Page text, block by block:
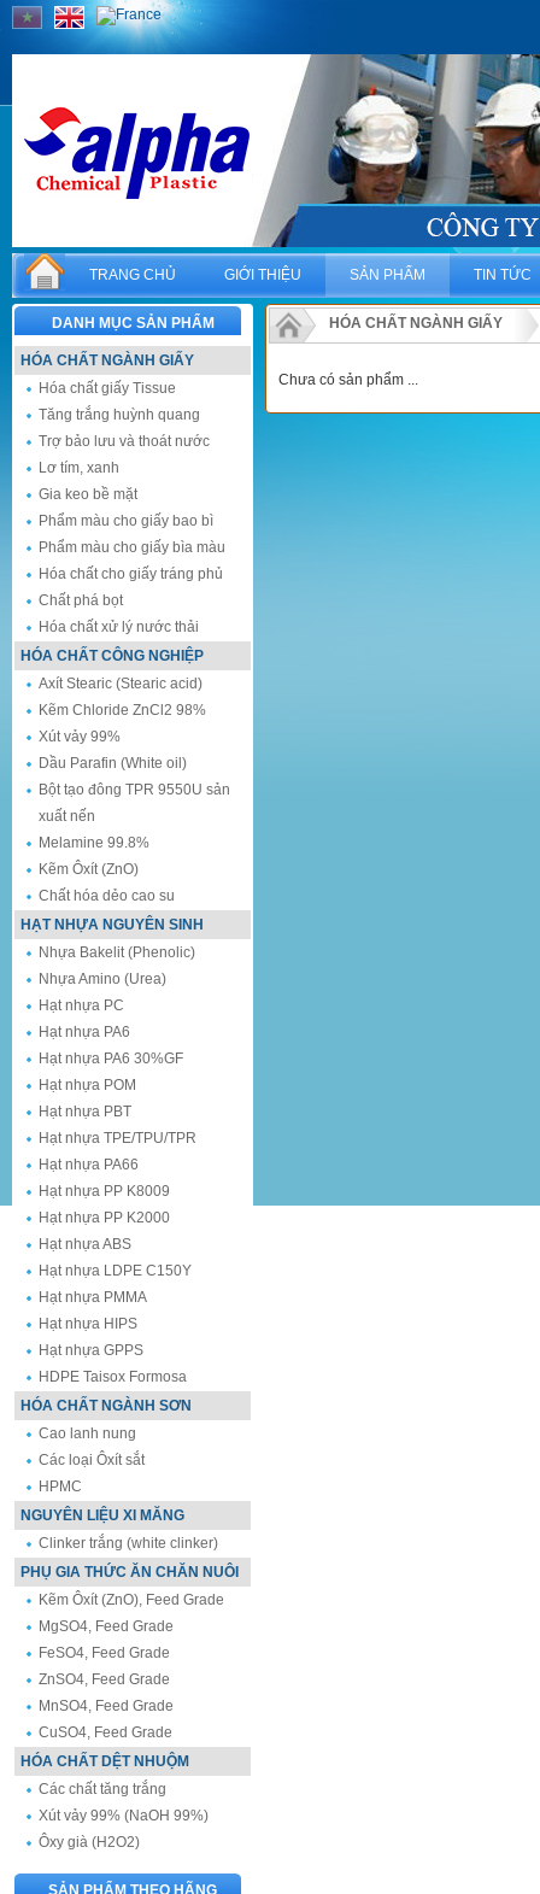
TRANG CHỦ GIỚI THIỆU SẢN PHẨM TIN TỨC
DANH MỤC SẢN PHẨM
HÓA CHẤT NGÀNH GIẤY
Hóa chất giấy Tissue
Tăng trắng huỳnh quang
Trợ bảo lưu và thoát nước
Lơ tím, xanh
Gia keo bề mặt
Phẩm màu cho giấy bao bì
Phẩm màu cho giấy bìa màu
Hóa chất cho giấy tráng phủ
Chất phá bọt
Hóa chất xử lý nước thải
HÓA CHẤT CÔNG NGHIỆP
Axít Stearic (Stearic acid)
Kẽm Chloride ZnCl2 98%
Xút vảy 99%
Dầu Parafin (White oil)
Bột tạo đông TPR 9550U sản
xuất nến
Melamine 99.8%
Kẽm Ôxít (ZnO)
Chất hóa dẻo cao su
HẠT NHỰA NGUYÊN SINH
Nhựa Bakelit (Phenolic)
Nhựa Amino (Urea)
Hạt nhựa PC
Hạt nhựa PA6
Hạt nhựa PA6 30%GF
Hạt nhựa POM
Hạt nhựa PBT
Hạt nhựa TPE/TPU/TPR
Hạt nhựa PA66
Hạt nhựa PP K8009
Hạt nhựa PP K2000
Hạt nhựa ABS
Hạt nhựa LDPE C150Y
Hạt nhựa PMMA
Hạt nhựa HIPS
Hạt nhựa GPPS
HDPE Taisox Formosa
HÓA CHẤT NGÀNH SƠN
Cao lanh nung
Các loại Ôxít sắt
HPMC
NGUYÊN LIỆU XI MĂNG
Clinker trắng (white clinker)
PHỤ GIA THỨC ĂN CHĂN NUÔI
Kẽm Ôxít (ZnO), Feed Grade
MgSO4, Feed Grade
FeSO4, Feed Grade
ZnSO4, Feed Grade
MnSO4, Feed Grade
CuSO4, Feed Grade
HÓA CHẤT DỆT NHUỘM
Các chất tăng trắng
Xút vảy 99% (NaOH 99%)
Ôxy già (H2O2)
SẢN PHẨM THEO HÃNG
HÓA CHẤT NGÀNH GIẤY
Chưa có sản phẩm ...